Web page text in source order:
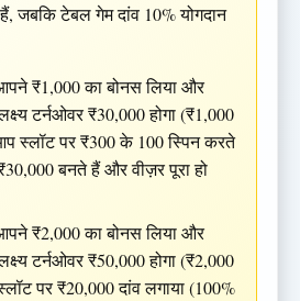
जबकि टेबल गेम दांव 10% योगदान
₹1,000 का बोनस लिया और
टर्नओवर ₹30,000 होगा (₹1,000
स्लॉट पर ₹300 के 100 स्पिन करते
बनते हैं और वीज़र पूरा हो
₹2,000 का बोनस लिया और
टर्नओवर ₹50,000 होगा (₹2,000
पर ₹20,000 दांव लगाया (100%